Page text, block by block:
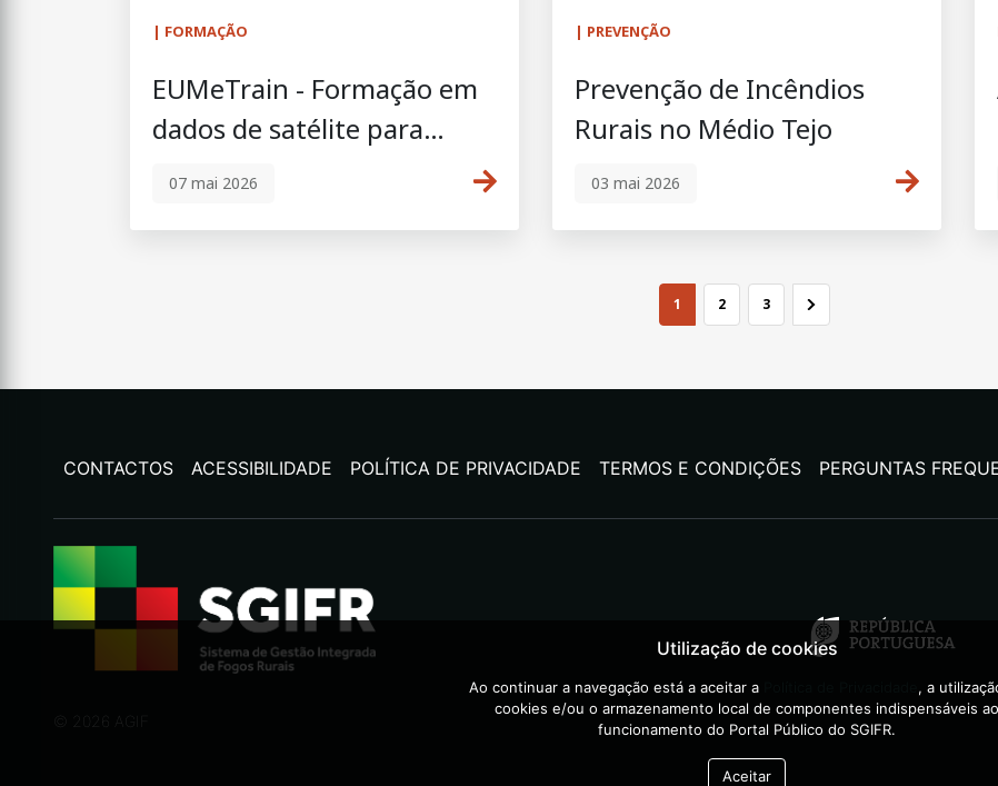
| FORMAÇÃO
EUMeTrain - Formação em
dados de satélite para
incêndios rurais | 1–3
07 mai 2026
| PREVENÇÃO
Prevenção de Incêndios
Rurais no Médio Tejo
03 mai 2026
1 2 3
CONTACTOS ACESSIBILIDADE POLÍTICA DE PRIVACIDADE TERMOS E CONDIÇÕES PERGUNTAS
2026 AGIF
Utilização de cookies
Ao continuar a navegação está a aceitar a
, a
cookies e/ou o armazenamento local de componentes indispensáveis ao
funcionamento do Portal Público do SGIFR.
Aceitar